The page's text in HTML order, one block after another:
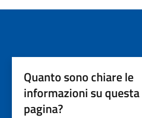
Quanto sono chiare le
informazioni su questa
pagina?